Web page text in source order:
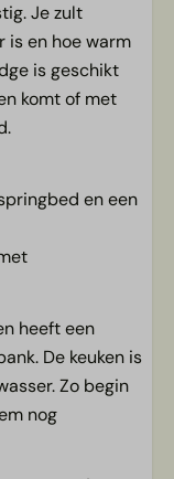
Je zult
is en hoe warm
is geschikt
komt of met
en een
heeft een
De keuken is
Zo begin
nog